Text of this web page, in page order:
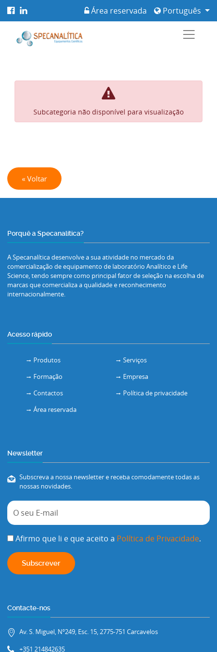
Português
Área reservada
Subcategoria não disponível para visualização
« Voltar
Porquê a Specanalítica?
A Specanalítica desenvolve a sua atividade no mercado da
comercialização de equipamento de laboratório Analítico e Life
Science, tendo sempre como principal fator de seleção na escolha de
marcas que comercializa a qualidade e reconhecimento
internacionalmente.
Acesso rápido
Produtos
Serviços
Formação
Empresa
Contactos
Política de privacidade
Área reservada
Newsletter
Subscreva a nossa newsletter e receba comodamente todas as
nossas novidades.
Afirmo que li e que aceito a Política de Privacidade.
Contacte-nos
Av. S. Miguel, Nº249, Esc. 15, 2775-751 Carcavelos
+351 214842635